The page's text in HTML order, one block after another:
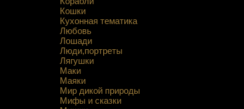
Кошки
Кухонная тематика
Любовь
Лошади
Люди,портреты
Лягушки
Маки
Маяки
Мир дикой природы
Мифы и сказки